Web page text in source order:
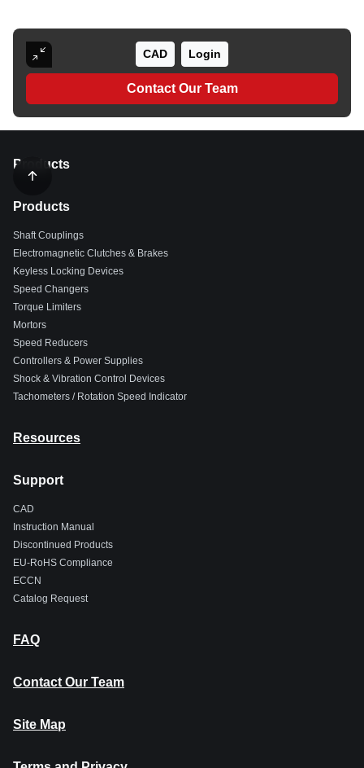
CAD Login
Contact Our Team
Products
Products
Shaft Couplings
Electromagnetic Clutches & Brakes
Keyless Locking Devices
Speed Changers
Torque Limiters
Mortors
Speed Reducers
Controllers & Power Supplies
Shock & Vibration Control Devices
Tachometers / Rotation Speed Indicator
Resources
Support
CAD
Instruction Manual
Discontinued Products
EU-RoHS Compliance
ECCN
Catalog Request
FAQ
Contact Our Team
Site Map